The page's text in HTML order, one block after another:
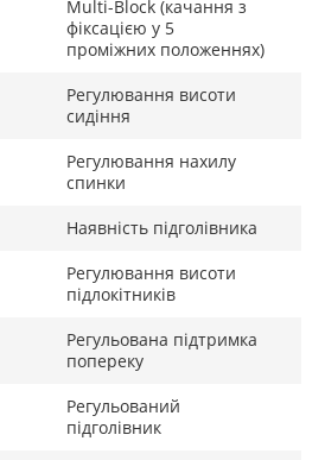
Multi-Block (качання з
фіксацією у 5
проміжних положеннях)
Регулювання висоти
сидіння
Регулювання нахилу
спинки
Наявність підголівника
Регулювання висоти
підлокітників
Регульована підтримка
попереку
Регульований
підголівник